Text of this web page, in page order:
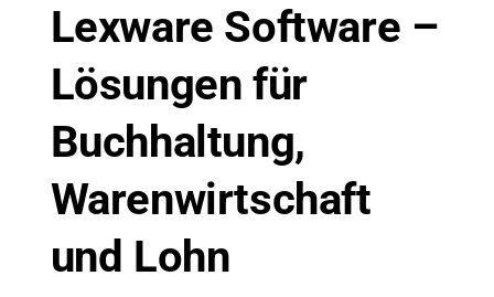
Lexware Software –
Lösungen für
Buchhaltung,
Warenwirtschaft
und Lohn